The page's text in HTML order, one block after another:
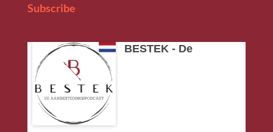
Subscribe
BESTEK - De